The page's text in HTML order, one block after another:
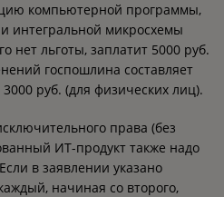
компьютерной программы,
интегральной микросхемы
нет льготы, заплатит 5000 руб.
госпошлина составляет
руб. (для физических лиц).
права (без
ИТ-продукт также надо
в заявлении указано
начиная со второго,